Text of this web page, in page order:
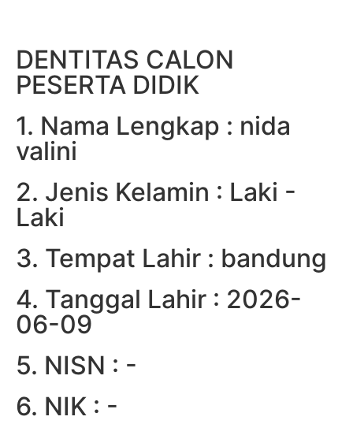
DENTITAS CALON
PESERTA DIDIK
1. Nama Lengkap : nida
valini
2. Jenis Kelamin : Laki -
Laki
3. Tempat Lahir : bandung
4. Tanggal Lahir : 2026-
06-09
5. NISN : -
6. NIK : -